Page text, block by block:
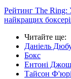
Рейтинг The Ring:
найкращих
Читайте ще:
Даніель
Бокс
Ентоні
Тайсон